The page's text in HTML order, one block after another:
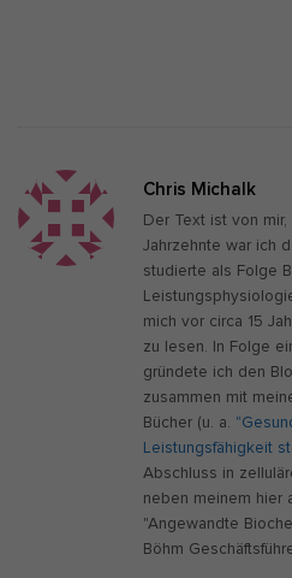
Chris Michalk
Der Text ist von mir,
Jahrzehnte war ich
studierte als Folge
mich vor circa 15
zu lesen. In Folge
gründete ich den
zusammen mit
Bücher (u. a.
Leistungsfähigkeit
Abschluss in
neben meinem hier
"Angewandte
Böhm